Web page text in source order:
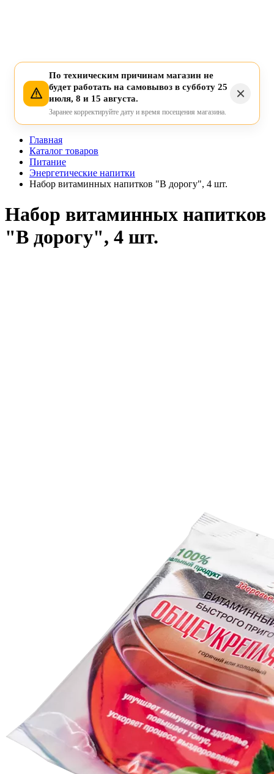
По техническим причинам магазин не
будет работать на самовывоз в субботу 25
июля, 8 и 15 августа.
Заранее корректируйте дату и время посещения магазина.
Главная
Каталог товаров
Питание
Энергетические напитки
Набор витаминных напитков "В дорогу", 4 шт.
Набор витаминных напитков
"В дорогу", 4 шт.